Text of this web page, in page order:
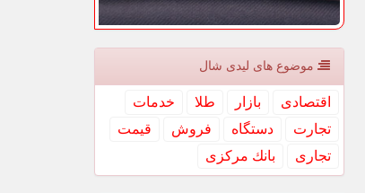
موضوع های لیدی شال
اقتصادی بازار طلا
خدمات
تجارت
دستگاه فروش
قیمت
تجاری
بانك مركزی